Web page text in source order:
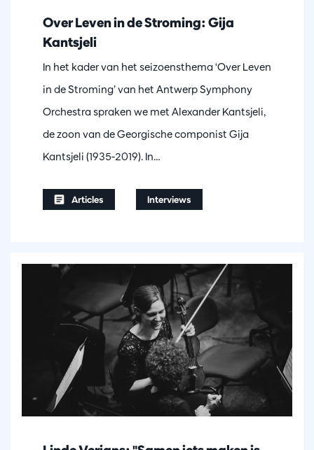
Over Leven in de Stroming: Gija
Kantsjeli
In het kader van het seizoensthema ‘Over Leven
in de Stroming’ van het Antwerp Symphony
Orchestra spraken we met Alexander Kantsjeli,
de zoon van de Georgische componist Gija
Kantsjeli (1935-2019). In…
Articles Interviews